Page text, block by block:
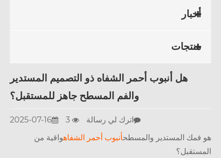
أخبار
منتجات
هل أنبوب أحمر الشفاه ذو التصميم المستدير
والفم المسطح جاهز للمستقبل؟
2025-07-16 3
اترك لي رسالة
فمك المستدير والمسطحأنبوب أحمر الشفاهواقية من